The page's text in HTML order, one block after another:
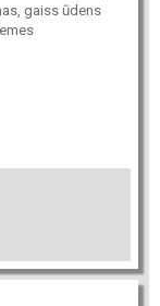
gaiss ūdens